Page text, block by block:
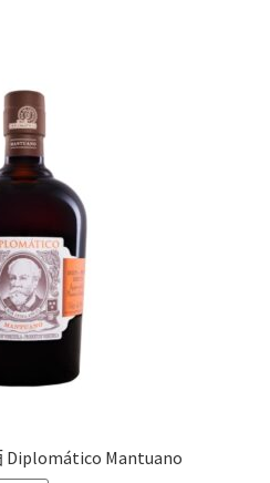
Mantuano